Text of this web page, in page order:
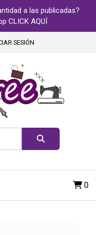
a las publicadas?
CLICK AQUÍ
SESIÓN
0